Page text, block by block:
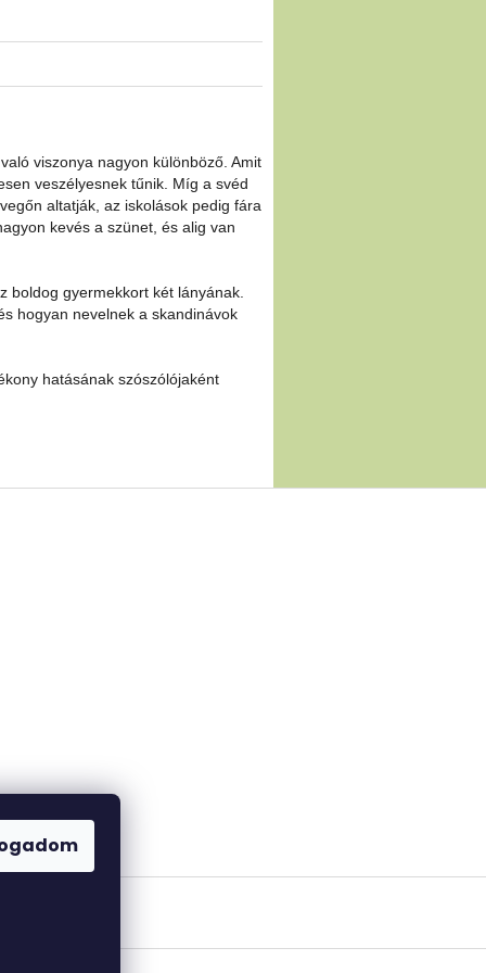
viszonya nagyon különböző. Amit
veszélyesnek tűnik. Míg a svéd
altatják, az iskolások pedig fára
kevés a szünet, és alig van
boldog gyermekkort két lányának.
hogyan nevelnek a skandinávok
hatásának szószólójaként